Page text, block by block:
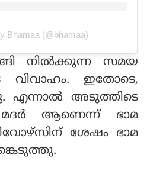
Bhamaa (@bhamaa)
നിൽക്കുന്ന സമയ
വിവാഹം. ഇതോടെ,
എന്നാൽ അടുത്തിടെ
ആണെന്ന് ഭാമ
ശേഷം ഭാമ